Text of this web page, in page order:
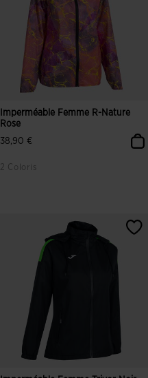
Imperméable Femme R-Nature
Rose
38,90 €
2 Coloris
5 sur 5 Évaluation du client